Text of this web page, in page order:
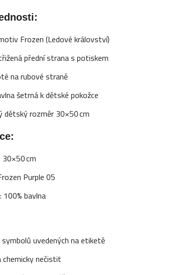
Frozen (Ledové království)
přední strana s potiskem
na rubové straně
šetrná k dětské pokožce
dětský rozměr 30×50 cm
30×50 cm
Purple 05
100% bavlna
symbolů uvedených na etiketě
chemicky nečistit